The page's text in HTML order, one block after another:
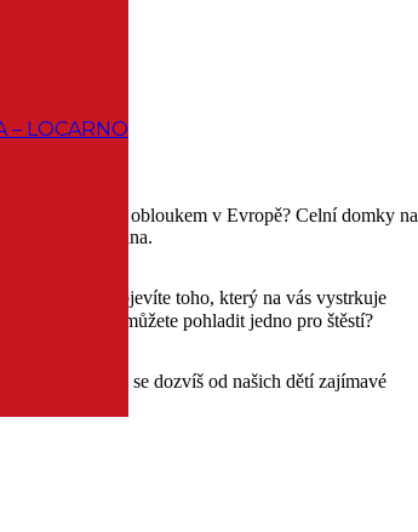
– LOCARNO
kamenným obloukem v Evropě? Celní domky na
městská brána.
Třeba objevíte toho, který na vás vystrkuje
a kde si můžete pohladit jedno pro štěstí?
ani nenapadly, se dozvíš od našich dětí zajímavé